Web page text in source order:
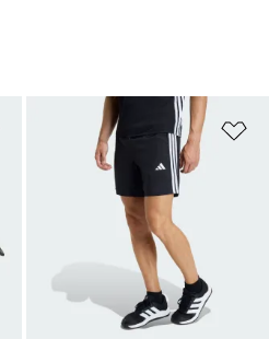
Dodaj do listy życzeń